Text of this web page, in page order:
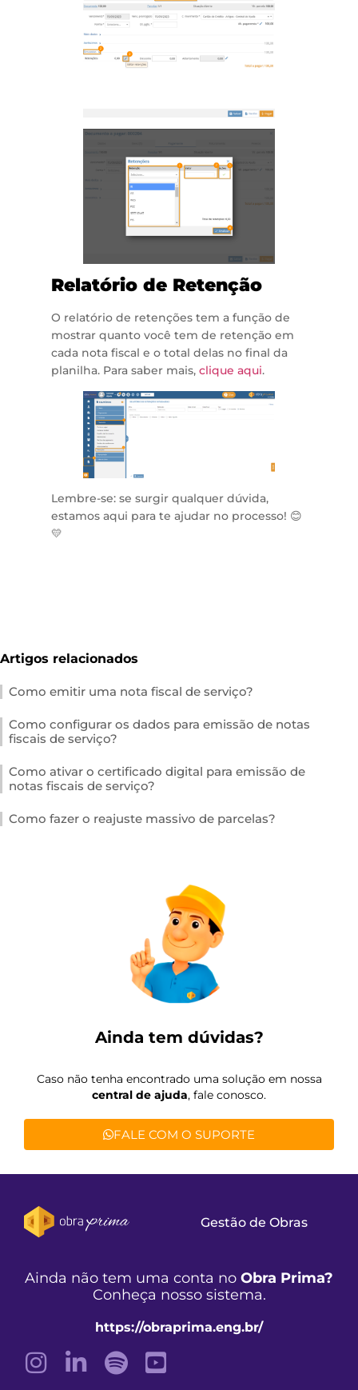
Relatório de Retenção
O relatório de retenções tem a função de
mostrar quanto você tem de retenção em
cada nota fiscal e o total delas no final da
planilha. Para saber mais, clique aqui.
Lembre-se: se surgir qualquer dúvida,
estamos aqui para te ajudar no processo! 😊
💛
Artigos relacionados
Como emitir uma nota fiscal de serviço?
Como configurar os dados para emissão de notas
fiscais de serviço?
Como ativar o certificado digital para emissão de
notas fiscais de serviço?
Como fazer o reajuste massivo de parcelas?
Ainda tem dúvidas?
Caso não tenha encontrado uma solução em nossa
central de ajuda, fale conosco.
FALE COM O SUPORTE
Gestão de Obras
Ainda não tem uma conta no Obra Prima?
Conheça nosso sistema.
https://obraprima.eng.br/